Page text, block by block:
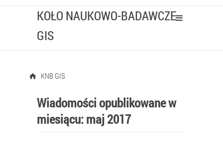
KOŁO NAUKOWO-BADAWCZE
GIS
KNB GIS
Wiadomości opublikowane w
miesiącu:maj 2017